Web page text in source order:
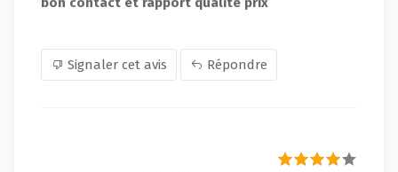
Signaler cet avis Répondre